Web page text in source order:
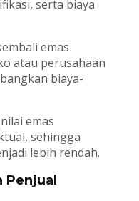
serta biaya
emas
atau perusahaan
biaya-
emas
sehingga
lebih rendah.
Penjual